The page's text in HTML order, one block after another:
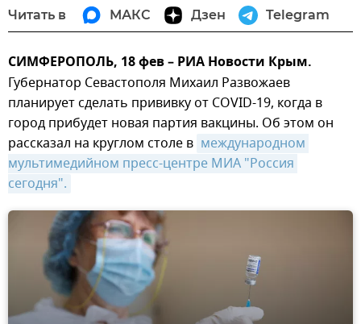
Читать в МАКС Дзен Telegram
СИМФЕРОПОЛЬ, 18 фев – РИА Новости Крым.
Губернатор Севастополя Михаил Развожаев
планирует сделать прививку от COVID-19, когда в
город прибудет новая партия вакцины. Об этом он
рассказал на круглом столе в международном
мультимедийном пресс-центре МИА "Россия
сегодня".